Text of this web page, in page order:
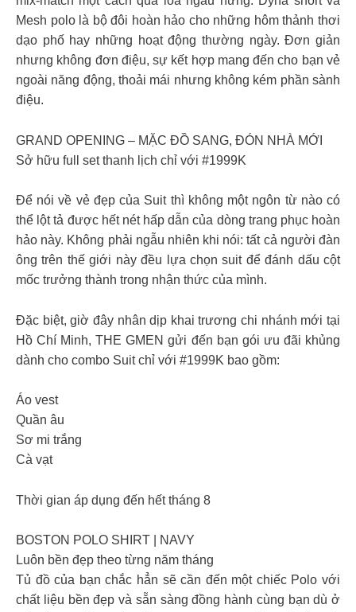
Mesh polo là bộ đôi hoàn hảo cho những hôm thảnh thơi
dạo phố hay những hoạt động thường ngày. Đơn giản
nhưng không đơn điệu, sự kết hợp mang đến cho bạn vẻ
ngoài năng động, thoải mái nhưng không kém phần sành
điệu.
GRAND OPENING – MẶC ĐỒ SANG, ĐÓN NHÀ MỚI
Sở hữu full set thanh lịch chỉ với #1999K
Để nói về vẻ đẹp của Suit thì không một ngôn từ nào có
thể lột tả được hết nét hấp dẫn của dòng trang phục hoàn
hảo này. Không phải ngẫu nhiên khi nói: tất cả người đàn
ông trên thế giới này đều lựa chọn suit để đánh dấu cột
mốc trưởng thành trong nhận thức của mình.
Đặc biệt, giờ đây nhân dịp khai trương chi nhánh mới tại
Hồ Chí Minh, THE GMEN gửi đến bạn gói ưu đãi khủng
dành cho combo Suit chỉ với #1999K bao gồm:
Áo vest
Quần âu
Sơ mi trắng
Cà vạt
Thời gian áp dụng đến hết tháng 8
BOSTON POLO SHIRT | NAVY
Luôn bền đẹp theo từng năm tháng
Tủ đồ của bạn chắc hẳn sẽ cần đến một chiếc Polo với
chất liệu bền đẹp và sẵn sàng đồng hành cùng bạn dù ở